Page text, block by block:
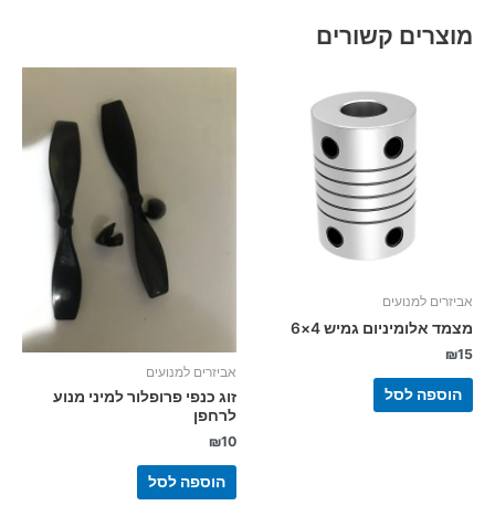
מוצרים קשורים
אביזרים למנועים
מצמד אלומיניום גמיש 4×6
₪15
הוספה לסל
אביזרים למנועים
זוג כנפי פרופלור למיני מנוע
לרחפן
₪10
הוספה לסל